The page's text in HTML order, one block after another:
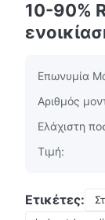
10-90%
Επωνυμία
Αριθμός
Ελάχιστη
Τιμή:
Ετικέτες: